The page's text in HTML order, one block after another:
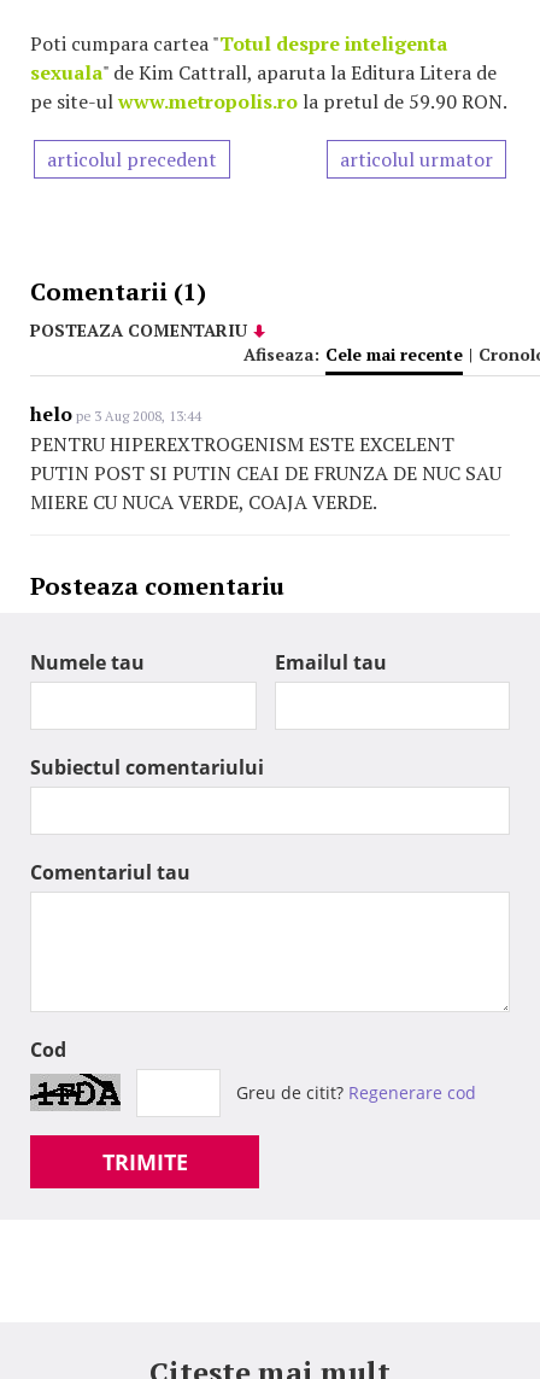
Poti cumpara cartea "Totul despre inteligenta
sexuala" de Kim Cattrall, aparuta la Editura Litera de
pe site-ulwww.metropolis.ro la pretul de 59.90 RON.
articolul precedent articolul urmator
Comentarii (1)
POSTEAZA COMENTARIU
Afiseaza: Cele mai recente |
helo pe 3 Aug 2008, 13:44
PENTRU HIPEREXTROGENISM ESTE EXCELENT
PUTIN POST SI PUTIN CEAI DE FRUNZA DE NUC SAU
MIERE CU NUCA VERDE, COAJA VERDE.
Posteaza comentariu
Numele tau Emailul tau
Subiectul comentariului
Comentariul tau
Cod
Greu de citit? Regenerare cod
TRIMITE